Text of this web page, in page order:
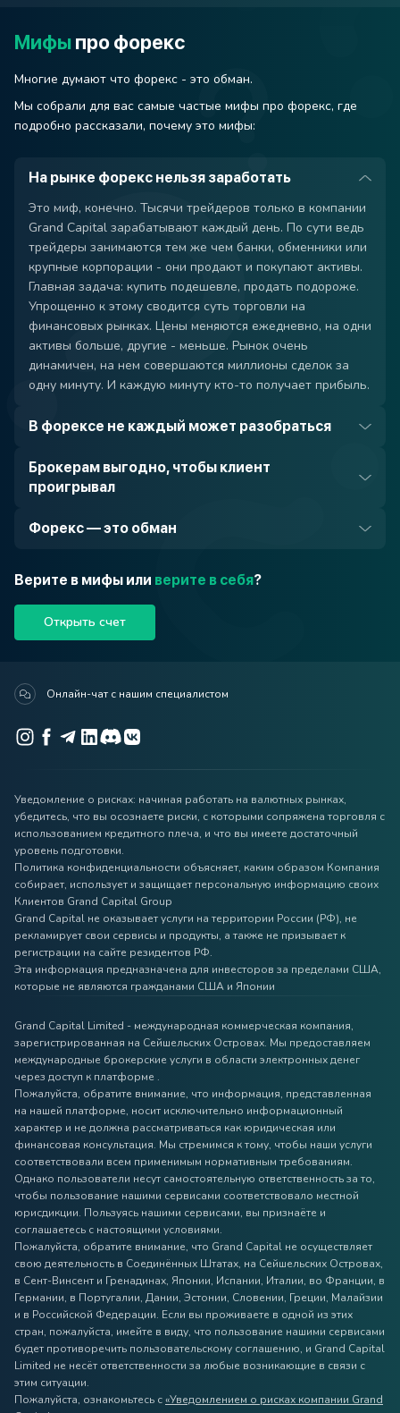
Мифыпро форекс
Многие думают что форекс - это обман.
Мы собрали для вас самые частые мифы про форекс, где
подробно рассказали, почему это мифы:
На рынке форекс нельзя заработать
Это миф, конечно. Тысячи трейдеров только в компании
Grand Capital зарабатывают каждый день. По сути ведь
трейдеры занимаются тем же чем банки, обменники или
крупные корпорации - они продают и покупают активы.
Главная задача: купить подешевле, продать подороже.
Упрощенно к этому сводится суть торговли на
финансовых рынках. Цены меняются ежедневно, на одни
активы больше, другие - меньше. Рынок очень
динамичен, на нем совершаются миллионы сделок за
одну минуту. И каждую минуту кто-то получает прибыль.
В форексе не каждый может разобраться
Брокерам выгодно, чтобы клиент
проигрывал
Форекс — это обман
Верите в мифы или верите в себя?
Открыть счет
Онлайн-чат с нашим специалистом
Уведомление о рисках: начиная работать на валютных рынках,
убедитесь, что вы осознаете риски, с которыми сопряжена торговля с
использованием кредитного плеча, и что вы имеете достаточный
уровень подготовки.
Политика конфиденциальности объясняет, каким образом Компания
собирает, использует и защищает персональную информацию своих
Клиентов Grand Capital Group
Grand Capital не оказывает услуги на территории России (РФ), не
рекламирует свои сервисы и продукты, а также не призывает к
регистрации на сайте резидентов РФ.
Эта информация предназначена для инвесторов за пределами США,
которые не являются гражданами США и Японии
Grand Capital Limited - международная коммерческая компания,
зарегистрированная на Сейшельских Островах. Мы предоставляем
международные брокерские услуги в области электронных денег
через доступ к платформе .
Пожалуйста, обратите внимание, что информация, представленная
на нашей платформе, носит исключительно информационный
характер и не должна рассматриваться как юридическая или
финансовая консультация. Мы стремимся к тому, чтобы наши услуги
соответствовали всем применимым нормативным требованиям.
Однако пользователи несут самостоятельную ответственность за то,
чтобы пользование нашими сервисами соответствовало местной
юрисдикции. Пользуясь нашими сервисами, вы признаёте и
соглашаетесь с настоящими условиями.
Пожалуйста, обратите внимание, что Grand Capital не осуществляет
свою деятельность в Соединённых Штатах, на Сейшельских Островах,
в Сент-Винсент и Гренадинах, Японии, Испании, Италии, во Франции, в
Германии, в Португалии, Дании, Эстонии, Словении, Греции, Малайзии
и в Российской Федерации. Если вы проживаете в одной из этих
стран, пожалуйста, имейте в виду, что пользование нашими сервисами
будет противоречить пользовательскому соглашению, и Grand Capital
Limited не несёт ответственности за любые возникающие в связи с
этим ситуации.
Пожалуйста, ознакомьтесь с«Уведомлением о рисках компании Grand